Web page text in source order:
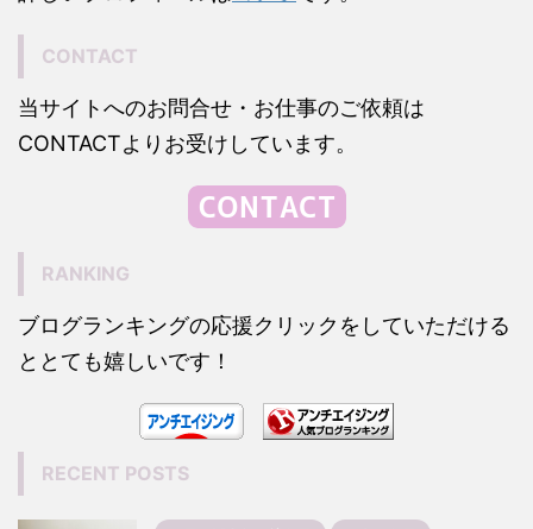
CONTACT
当サイトへのお問合せ・お仕事のご依頼は
CONTACTよりお受けしています。
RANKING
ブログランキングの応援クリックをしていただける
ととても嬉しいです！
RECENT POSTS